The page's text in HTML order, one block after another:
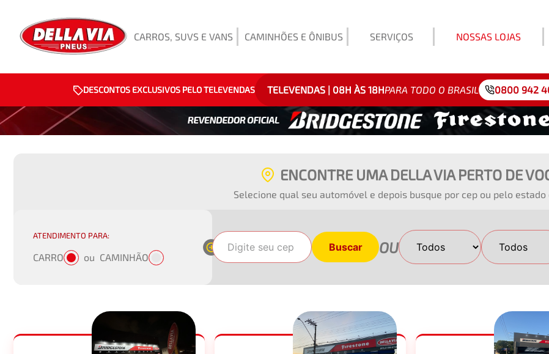
CARROS, SUVS E VANS CAMINHÕES E ÔNIBUS SERVIÇOS NOSSAS LOJAS
DESCONTOS EXCLUSIVOS PELO TELEVENDAS TELEVENDAS | 08H ÀS 18HPARA TODO O BRASIL 0800 942
ENCONTRE UMA DELLA VIA PERTO DE
Selecione qual seu automóvel e depois busque por cep ou pelo estado
ATENDIMENTO PARA:
CARRO ou CAMINHÃO
Buscar OU